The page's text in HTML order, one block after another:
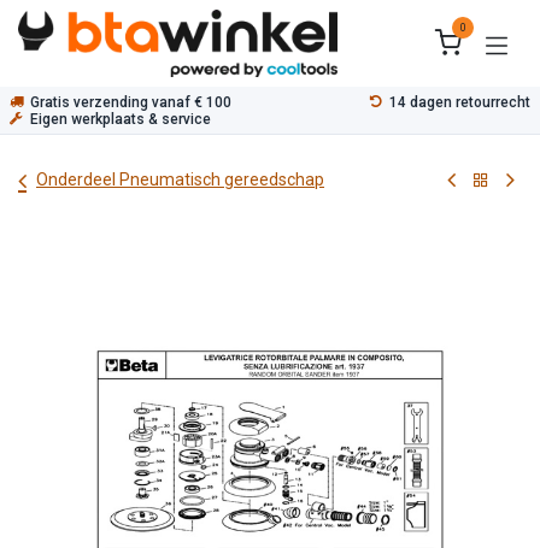
Overslaan naar inhoud
0
Gratis verzending vanaf € 100
14 dagen retourrecht
Eigen werkplaats & service
Onderdeel Pneumatisch gereedschap